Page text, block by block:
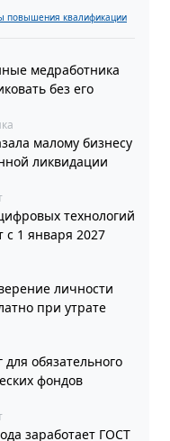
повышения квалификации
медработника
без его
малому бизнесу
ликвидации
технологий
с 1 января 2027
личности
при утрате
обязательного
фондов
заработает ГОСТ